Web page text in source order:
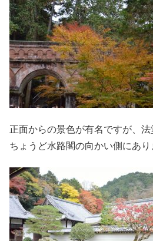
正面からの景色が有名ですが、法
ちょうど水路閣の向かい側にあり